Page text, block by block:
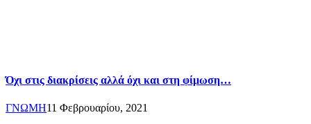
Όχι στις διακρίσεις αλλά όχι και στη φίμωση…
ΓΝΩΜΗ11 Φεβρουαρίου, 2021